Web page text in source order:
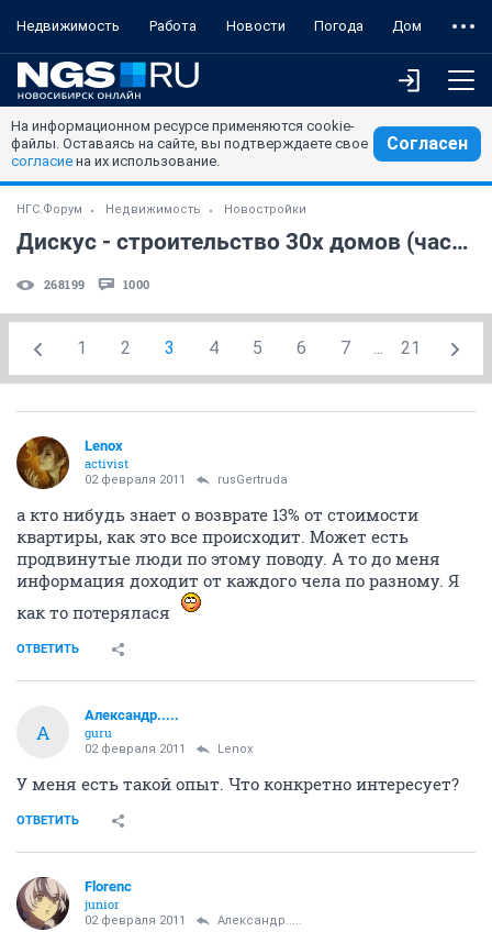
Недвижимость Работа Новости Погода Дом
На информационном ресурсе применяются cookie-
файлы. Оставаясь на сайте, вы подтверждаете свое
согласие на их использование.
Согласен
НГС.Форум Недвижимость Новостройки
Дискус - строительство 30х домов (часть 4)
268199 1000
1 2 3 4 5 6 7 ... 21
Lenox
activist
02 февраля 2011 rusGertruda
а кто нибудь знает о возврате 13% от стоимости
квартиры, как это все происходит. Может есть
продвинутые люди по этому поводу. А то до меня
информация доходит от каждого чела по разному. Я
как то потерялася
ОТВЕТИТЬ
А
Александр.....
guru
02 февраля 2011 Lenox
У меня есть такой опыт. Что конкретно интересует?
ОТВЕТИТЬ
Florenc
junior
02 февраля 2011 Александр.....